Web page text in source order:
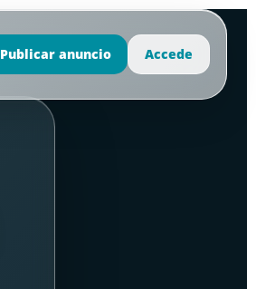
Publicar anuncio Accede